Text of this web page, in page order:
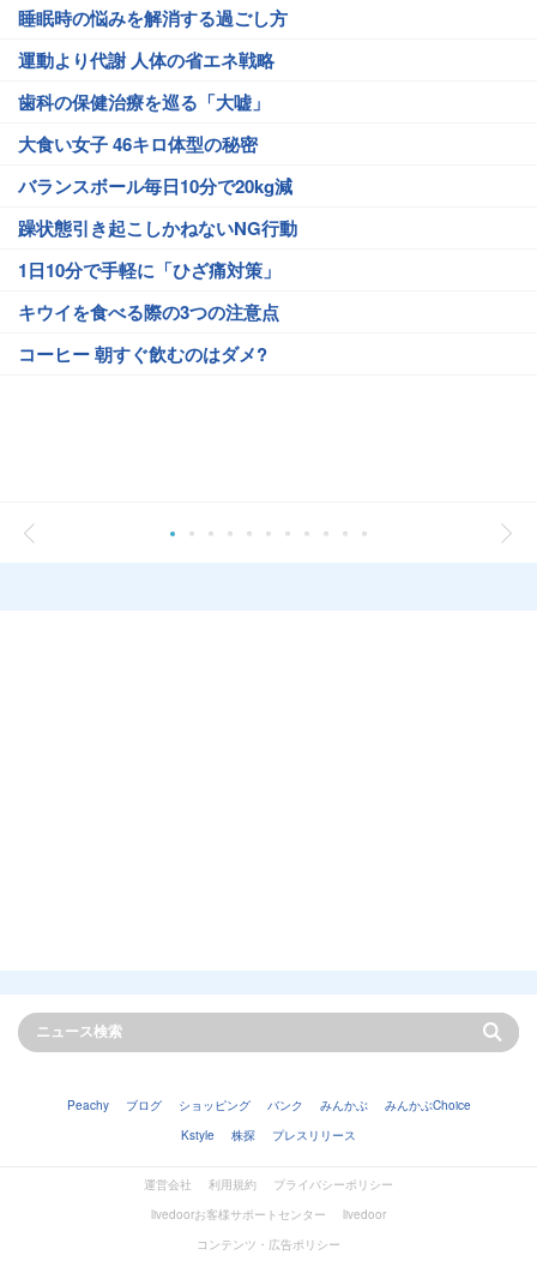
睡眠時の悩みを解消する過ごし方
運動より代謝 人体の省エネ戦略
歯科の保健治療を巡る「大嘘」
大食い女子 46キロ体型の秘密
バランスボール毎日10分で20kg減
躁状態引き起こしかねないNG行動
1日10分で手軽に「ひざ痛対策」
キウイを食べる際の3つの注意点
コーヒー 朝すぐ飲むのはダメ?
Peachy ブログ ショッピング バンク みんかぶ
みんかぶChoice
Kstyle
株探 プレスリリース
運営会社 利用規約
プライバシーポリシー
livedoorお客様サポートセンター
livedoor
コンテンツ・広告ポリシー